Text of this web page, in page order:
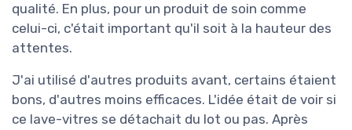
qualité. En plus, pour un produit de soin comme
celui-ci, c'était important qu'il soit à la hauteur des
attentes.
J'ai utilisé d'autres produits avant, certains étaient
bons, d'autres moins efficaces. L'idée était de voir si
ce lave-vitres se détachait du lot ou pas. Après